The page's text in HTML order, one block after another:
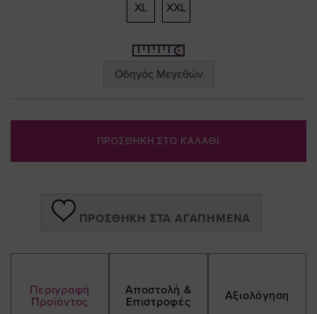
XL XXL
Οδηγός Μεγεθών
ΠΡΟΣΘΗΚΗ ΣΤΟ ΚΑΛΑΘΙ
ΠΡΟΣΘΉΚΗ ΣΤΑ ΑΓΑΠΗΜΈΝΑ
Περιγραφή
Προϊόντος
Αποστολή &
Επιστροφές
Αξιολόγηση